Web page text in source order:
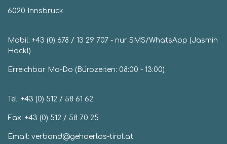
6020 Innsbruck
Mobil: +43 (0) 678 / 13 29 707 - nur SMS/WhatsApp (Jasmin
Hackl)
Erreichbar Mo-Do (Bürozeiten: 08:00 - 13:00)
Tel: +43 (0) 512 / 58 61 62
Fax: +43 (0) 512 / 58 70 25
Email: verband@gehoerlos-tirol.at